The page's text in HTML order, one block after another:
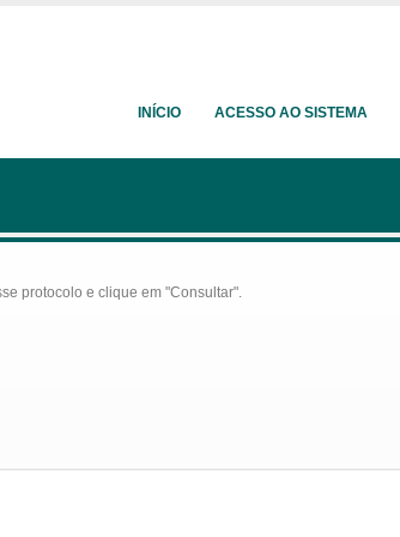
INÍCIO ACESSO AO SISTEMA
protocolo e clique em "Consultar".